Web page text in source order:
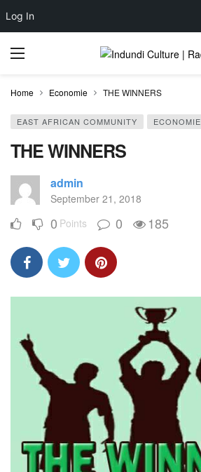
Log In
Home Economie THE WINNERS
EAST AFRICAN COMMUNITY ECONOMIE
THE WINNERS
admin
September 21, 2018
0 Points 0 185